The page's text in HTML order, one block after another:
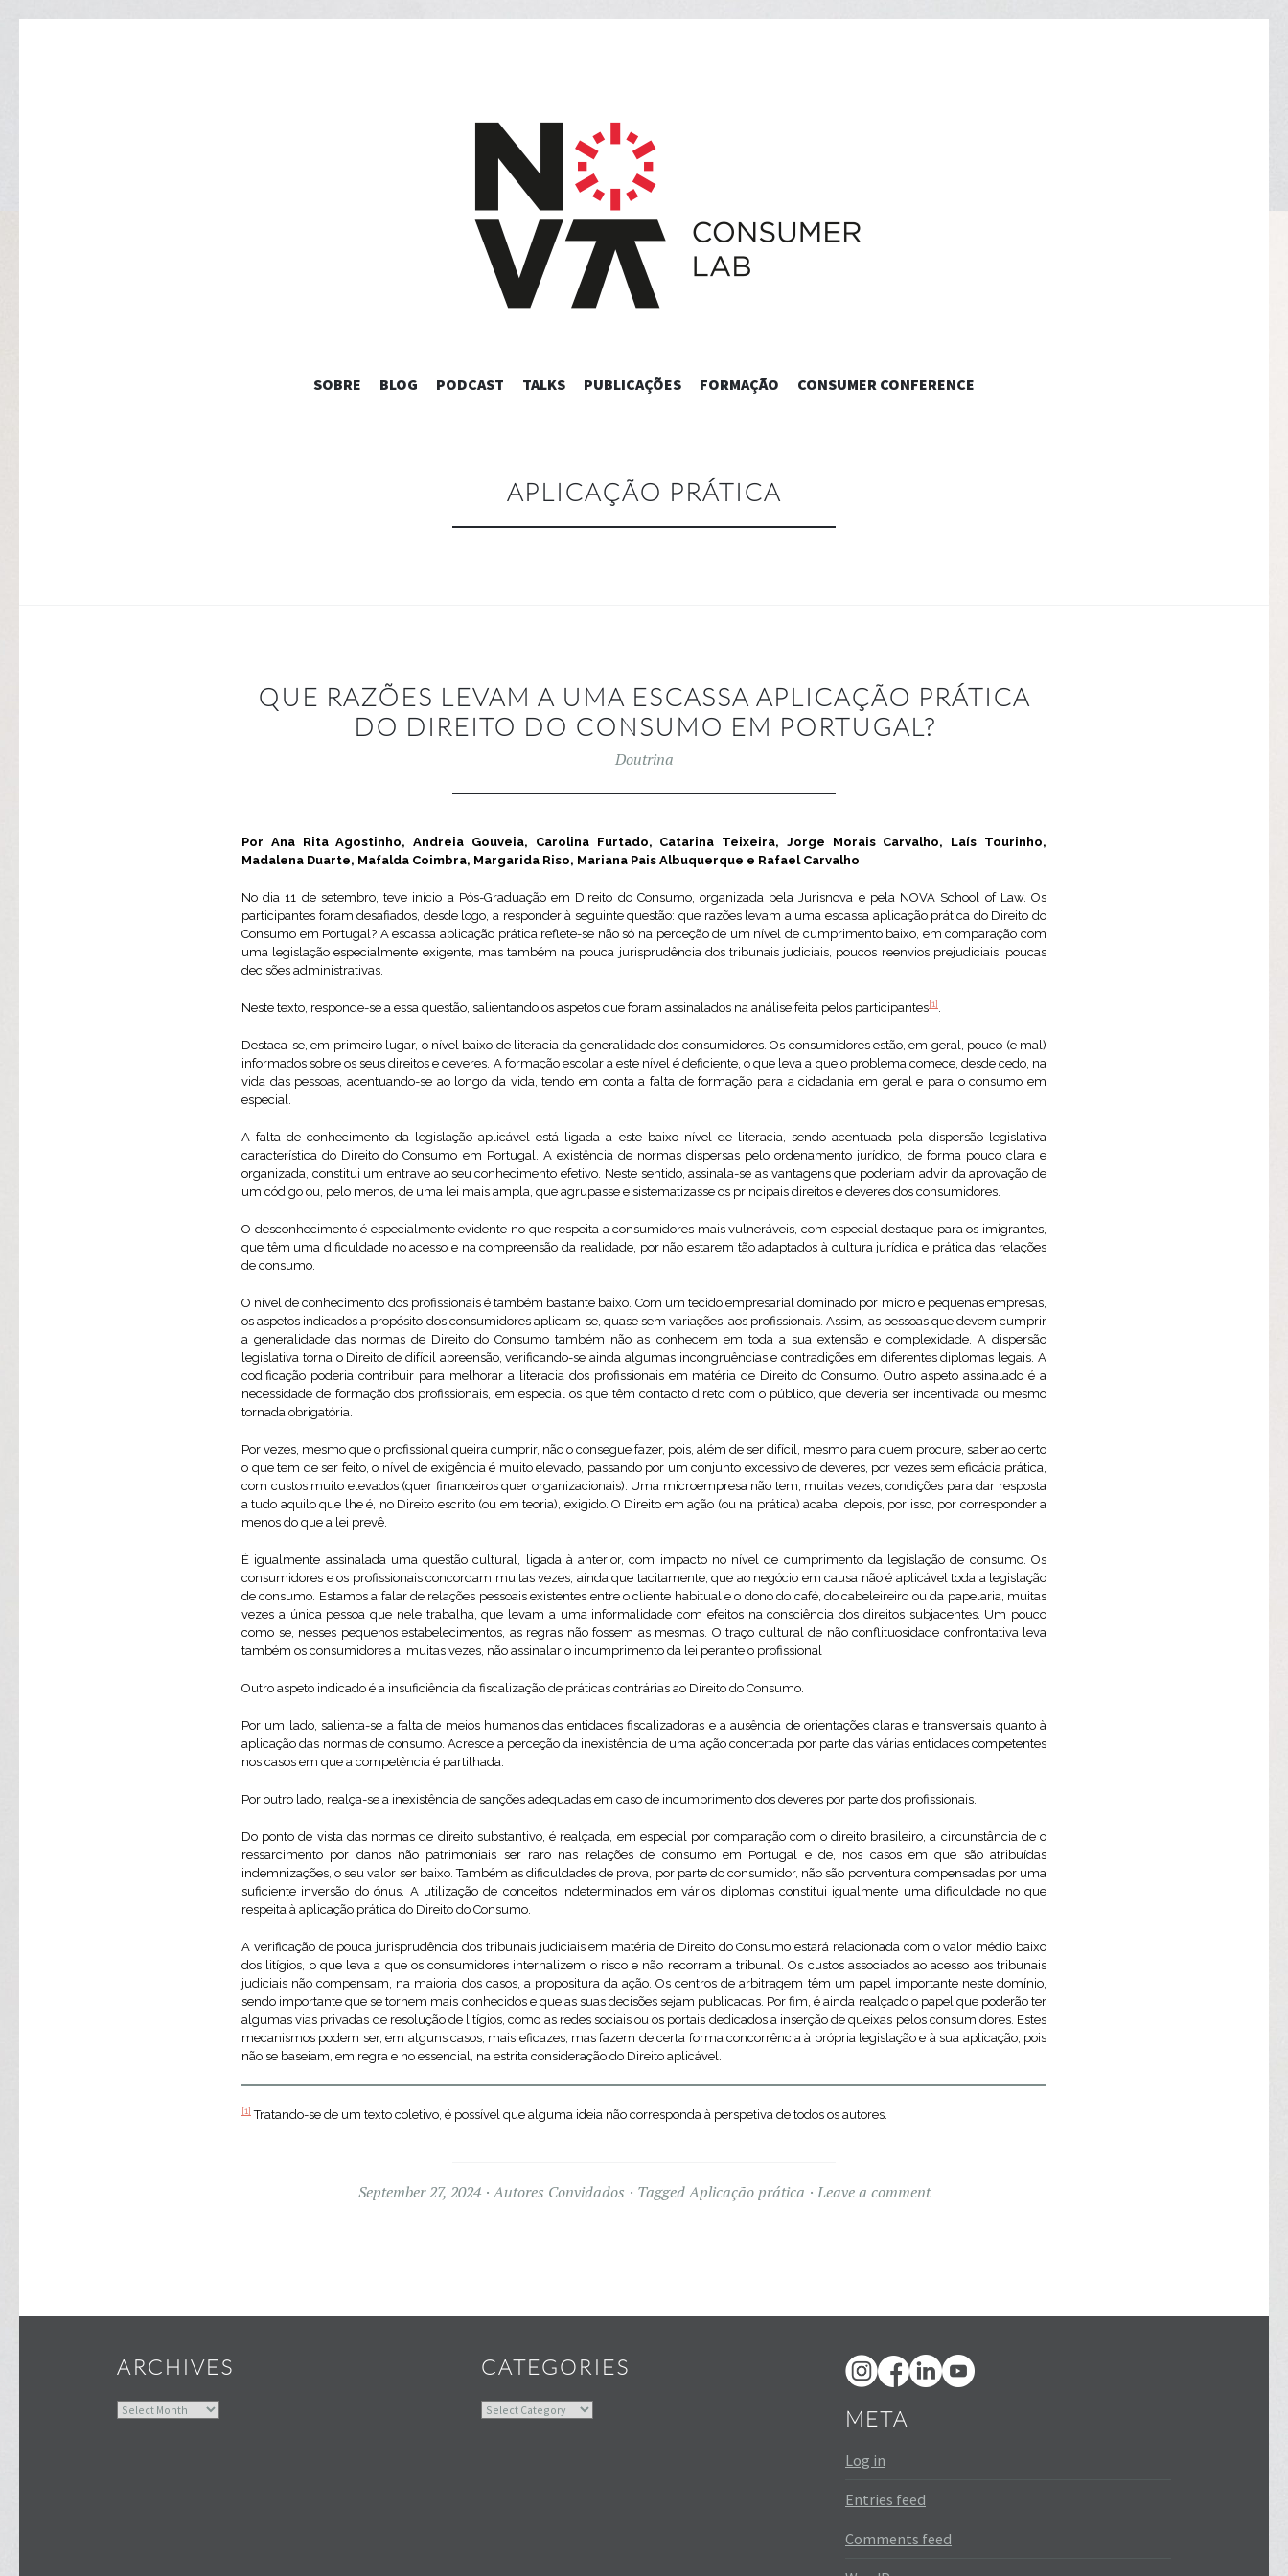
SKIP
SOBRE BLOG PODCAST TALKS PUBLICAÇÕES FORMAÇÃO CONSUMER CONFERENCE
APLICAÇÃO PRÁTICA
QUE RAZÕES LEVAM A UMA ESCASSA APLICAÇÃO PRÁTICA
DO DIREITO DO CONSUMO EM PORTUGAL?
Doutrina
Por Ana Rita Agostinho, Andreia Gouveia, Carolina Furtado, Catarina Teixeira, Jorge Morais Carvalho, Laís Tourinho,
Madalena Duarte, Mafalda Coimbra, Margarida Riso, Mariana Pais Albuquerque e Rafael Carvalho
No dia 11 de setembro, teve início a Pós-Graduação em Direito do Consumo, organizada pela Jurisnova e pela NOVA School of Law. Os
participantes foram desafiados, desde logo, a responder à seguinte questão: que razões levam a uma escassa aplicação prática do Direito do
Consumo em Portugal? A escassa aplicação prática reflete-se não só na perceção de um nível de cumprimento baixo, em comparação com
uma legislação especialmente exigente, mas também na pouca jurisprudência dos tribunais judiciais, poucos reenvios prejudiciais, poucas
decisões administrativas.
Neste texto, responde-se a essa questão, salientando os aspetos que foram assinalados na análise feita pelos participantes[1].
Destaca-se, em primeiro lugar, o nível baixo de literacia da generalidade dos consumidores. Os consumidores estão, em geral, pouco (e mal)
informados sobre os seus direitos e deveres. A formação escolar a este nível é deficiente, o que leva a que o problema comece, desde cedo, na
vida das pessoas, acentuando-se ao longo da vida, tendo em conta a falta de formação para a cidadania em geral e para o consumo em
especial.
A falta de conhecimento da legislação aplicável está ligada a este baixo nível de literacia, sendo acentuada pela dispersão legislativa
característica do Direito do Consumo em Portugal. A existência de normas dispersas pelo ordenamento jurídico, de forma pouco clara e
organizada, constitui um entrave ao seu conhecimento efetivo. Neste sentido, assinala-se as vantagens que poderiam advir da aprovação de
um código ou, pelo menos, de uma lei mais ampla, que agrupasse e sistematizasse os principais direitos e deveres dos consumidores.
O desconhecimento é especialmente evidente no que respeita a consumidores mais vulneráveis, com especial destaque para os imigrantes,
que têm uma dificuldade no acesso e na compreensão da realidade, por não estarem tão adaptados à cultura jurídica e prática das relações
de consumo.
O nível de conhecimento dos profissionais é também bastante baixo. Com um tecido empresarial dominado por micro e pequenas empresas,
os aspetos indicados a propósito dos consumidores aplicam-se, quase sem variações, aos profissionais. Assim, as pessoas que devem cumprir
a generalidade das normas de Direito do Consumo também não as conhecem em toda a sua extensão e complexidade. A dispersão
legislativa torna o Direito de difícil apreensão, verificando-se ainda algumas incongruências e contradições em diferentes diplomas legais. A
codificação poderia contribuir para melhorar a literacia dos profissionais em matéria de Direito do Consumo. Outro aspeto assinalado é a
necessidade de formação dos profissionais, em especial os que têm contacto direto com o público, que deveria ser incentivada ou mesmo
tornada obrigatória.
Por vezes, mesmo que o profissional queira cumprir, não o consegue fazer, pois, além de ser difícil, mesmo para quem procure, saber ao certo
o que tem de ser feito, o nível de exigência é muito elevado, passando por um conjunto excessivo de deveres, por vezes sem eficácia prática,
com custos muito elevados (quer financeiros quer organizacionais). Uma microempresa não tem, muitas vezes, condições para dar resposta
a tudo aquilo que lhe é, no Direito escrito (ou em teoria), exigido. O Direito em ação (ou na prática) acaba, depois, por isso, por corresponder a
menos do que a lei prevê.
É igualmente assinalada uma questão cultural, ligada à anterior, com impacto no nível de cumprimento da legislação de consumo. Os
consumidores e os profissionais concordam muitas vezes, ainda que tacitamente, que ao negócio em causa não é aplicável toda a legislação
de consumo. Estamos a falar de relações pessoais existentes entre o cliente habitual e o dono do café, do cabeleireiro ou da papelaria, muitas
vezes a única pessoa que nele trabalha, que levam a uma informalidade com efeitos na consciência dos direitos subjacentes. Um pouco
como se, nesses pequenos estabelecimentos, as regras não fossem as mesmas. O traço cultural de não conflituosidade confrontativa leva
também os consumidores a, muitas vezes, não assinalar o incumprimento da lei perante o profissional
Outro aspeto indicado é a insuficiência da fiscalização de práticas contrárias ao Direito do Consumo.
Por um lado, salienta-se a falta de meios humanos das entidades fiscalizadoras e a ausência de orientações claras e transversais quanto à
aplicação das normas de consumo. Acresce a perceção da inexistência de uma ação concertada por parte das várias entidades competentes
nos casos em que a competência é partilhada.
Por outro lado, realça-se a inexistência de sanções adequadas em caso de incumprimento dos deveres por parte dos profissionais.
Do ponto de vista das normas de direito substantivo, é realçada, em especial por comparação com o direito brasileiro, a circunstância de o
ressarcimento por danos não patrimoniais ser raro nas relações de consumo em Portugal e de, nos casos em que são atribuídas
indemnizações, o seu valor ser baixo. Também as dificuldades de prova, por parte do consumidor, não são porventura compensadas por uma
suficiente inversão do ónus. A utilização de conceitos indeterminados em vários diplomas constitui igualmente uma dificuldade no que
respeita à aplicação prática do Direito do Consumo.
A verificação de pouca jurisprudência dos tribunais judiciais em matéria de Direito do Consumo estará relacionada com o valor médio baixo
dos litígios, o que leva a que os consumidores internalizem o risco e não recorram a tribunal. Os custos associados ao acesso aos tribunais
judiciais não compensam, na maioria dos casos, a propositura da ação. Os centros de arbitragem têm um papel importante neste domínio,
sendo importante que se tornem mais conhecidos e que as suas decisões sejam publicadas. Por fim, é ainda realçado o papel que poderão ter
algumas vias privadas de resolução de litígios, como as redes sociais ou os portais dedicados a inserção de queixas pelos consumidores. Estes
mecanismos podem ser, em alguns casos, mais eficazes, mas fazem de certa forma concorrência à própria legislação e à sua aplicação, pois
não se baseiam, em regra e no essencial, na estrita consideração do Direito aplicável.
[1] Tratando-se de um texto coletivo, é possível que alguma ideia não corresponda à perspetiva de todos os autores.
September 27, 2024 Autores Convidados TaggedAplicação prática Leave a comment
ARCHIVES
Archives
CATEGORIES
Categories META
Log in
Entries feed
Comments feed